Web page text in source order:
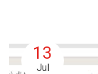
13
Jul